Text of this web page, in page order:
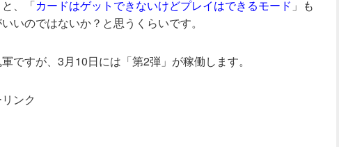
、「カードはゲットできないけどプレイはできるモード 」も
いのではないか？と思うくらいです。
ですが、3月10日には「第2弾」が稼働します。
ンク